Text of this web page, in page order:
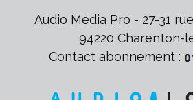
Audio Media Pro - 27-31
94220 Charenton-
Contact abonnement :